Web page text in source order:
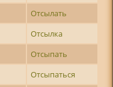
Отсылать
Отсылка
Отсыпать
Отсыпаться